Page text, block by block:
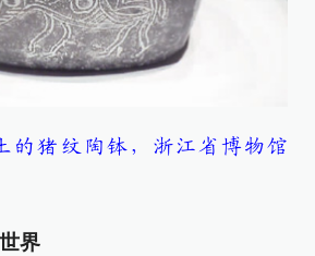
的猪纹陶钵，浙江省博物馆
界